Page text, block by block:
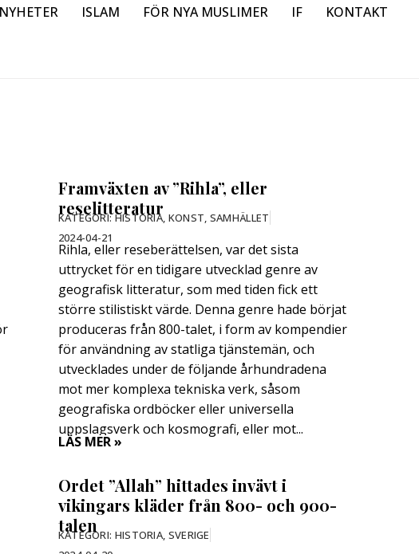
NYHETER ISLAM FÖR NYA MUSLIMER IF KONTAKT
Framväxten av ”Rihla”, eller
reselitteratur
KATEGORI: HISTORIA, KONST, SAMHÄLLET
2024-04-21
Rihla, eller reseberättelsen, var det sista
uttrycket för en tidigare utvecklad genre av
geografisk litteratur, som med tiden fick ett
större stilistiskt värde. Denna genre hade börjat
produceras från 800-talet, i form av kompendier
för användning av statliga tjänstemän, och
utvecklades under de följande århundradena
mot mer komplexa tekniska verk, såsom
geografiska ordböcker eller universella
uppslagsverk och kosmografi, eller mot...
LÄS MER »
Ordet ”Allah” hittades invävt i
vikingars kläder från 800- och 900-
talen
KATEGORI: HISTORIA, SVERIGE